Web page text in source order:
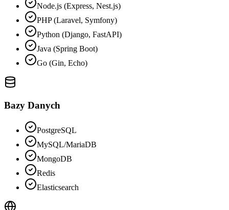
Node.js (Express, Nest.js)
PHP (Laravel, Symfony)
Python (Django, FastAPI)
Java (Spring Boot)
Go (Gin, Echo)
Bazy Danych
PostgreSQL
MySQL/MariaDB
MongoDB
Redis
Elasticsearch